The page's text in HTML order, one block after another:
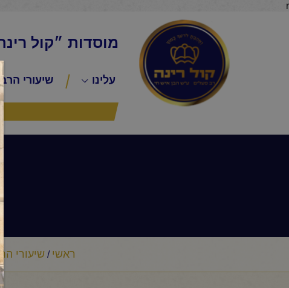
r
מוסדות ״קול
עלינו שיעורי הרב
ראשי / שיעורי